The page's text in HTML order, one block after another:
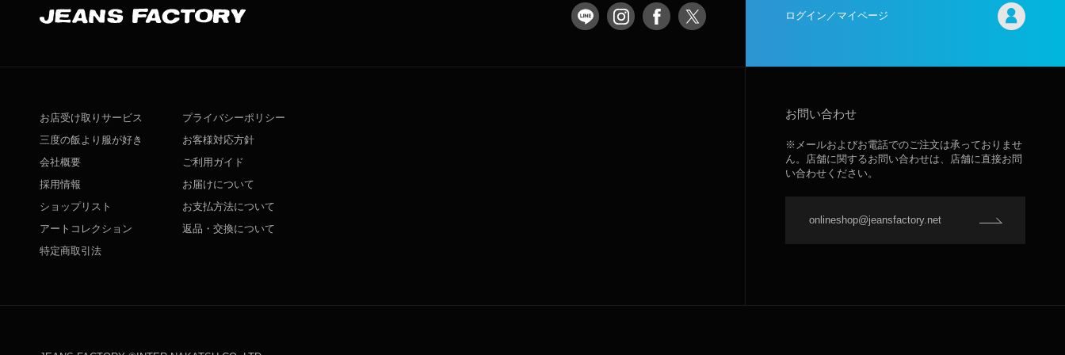
ログイン／マイページ
お店受け取りサービス
三度の飯より服が好き
会社概要
採用情報
ショップリスト
アートコレクション
特定商取引法
プライバシーポリシー
お客様対応方針
ご利用ガイド
お届けについて
お支払方法について
返品・交換について
お問い合わせ
※メールおよびお電話でのご注文は承っておりませ
ん。店舗に関するお問い合わせは、店舗に直接お問
い合わせください。
onlineshop@jeansfactory.net